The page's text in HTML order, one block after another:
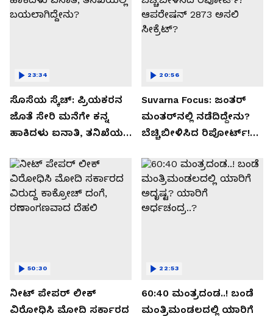
ಸೊಸೆಯ ಸ್ಕೆಚ್: ಪ್ರಿಯಕರನ
ಜೊತೆ ಸೇರಿ ಮನೆಗೇ ಕನ್ನ
ಹಾಕಿದಳು ಐನಾತಿ, ತನಿಖೆಯಲ್ಲಿ
23:34
Suvarna Focus: ಜಂತರ್
ಮಂತರ್‌ನಲ್ಲಿ ನಡೆದಿದ್ದೇನು?
ಬೆಚ್ಚಿಬೀಳಿಸಿದ ರಿಪೋರ್ಟ್!
ಸೀಕ್ರೆಟ್?
20:56
ನೀಟ್ ಪೇಪರ್ ಲೀಕ್
ವಿರೋಧಿಸಿ ಮೋದಿ ಸರ್ಕಾರದ
50:30
60:40 ಮಂತ್ರದಂಡ..! ಬಂಡೆ
ಮಂತ್ರಿಮಂಡಲದಲ್ಲಿ ಯಾರಿಗೆ
22:53